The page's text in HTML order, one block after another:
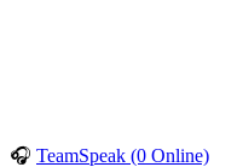
🎧 TeamSpeak (0 Online)